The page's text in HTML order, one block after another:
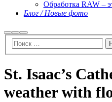
Обработка RAW –
Блог / Новые фото
НайтиБольше
информации
Главное
меню
St. Isaac’s
weather with